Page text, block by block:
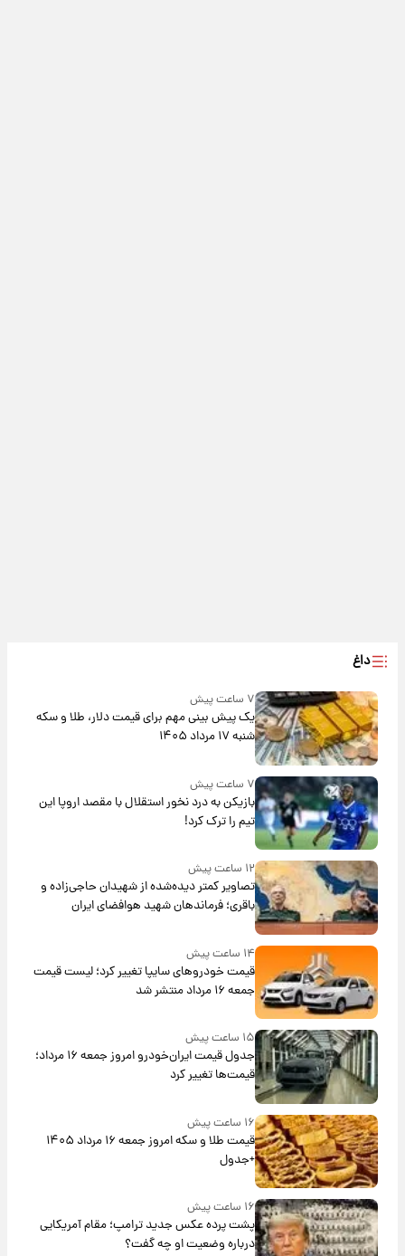
داغ
۷ ساعت پیش
یک پیش ‌بینی مهم برای قیمت دلار، طلا و سکه
شنبه ۱۷ مرداد ۱۴۰۵
۷ ساعت پیش
بازیکن به درد نخور استقلال با مقصد اروپا این
تیم را ترک کرد!
۱۲ ساعت پیش
تصاویر کمتر دیده‌شده از شهیدان حاجی‌زاده و
باقری؛ فرماندهان شهید هوافضای ایران
۱۴ ساعت پیش
قیمت خودروهای سایپا تغییر کرد؛ لیست قیمت
جمعه ۱۶ مرداد منتشر شد
۱۵ ساعت پیش
جدول قیمت ایران‌خودرو امروز جمعه ۱۶ مرداد؛
قیمت‌ها تغییر کرد
۱۶ ساعت پیش
قیمت طلا و سکه امروز جمعه ۱۶ مرداد ۱۴۰۵
+جدول
۱۶ ساعت پیش
پشت پرده عکس جدید ترامپ؛ مقام آمریکایی
درباره وضعیت او چه گفت؟